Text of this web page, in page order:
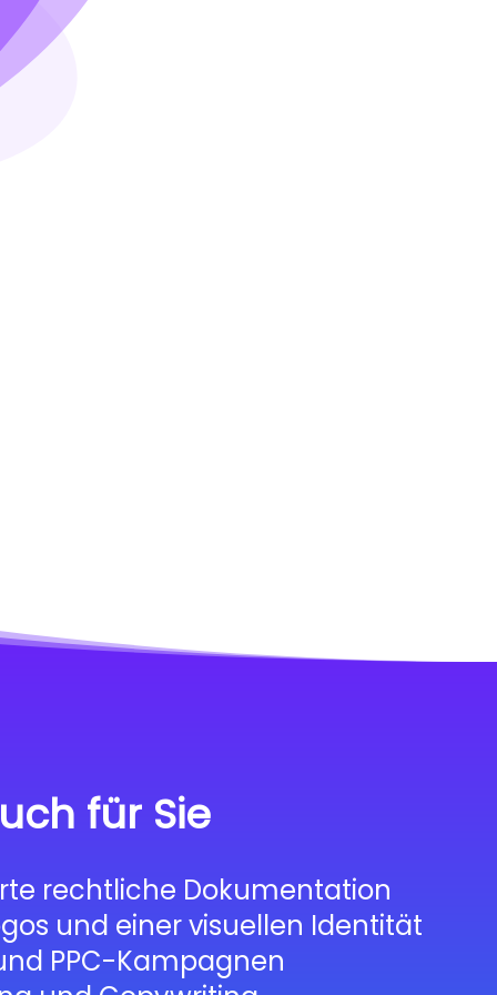
für Sie
rechtliche Dokumentation
und einer visuellen Identität
PPC-Kampagnen